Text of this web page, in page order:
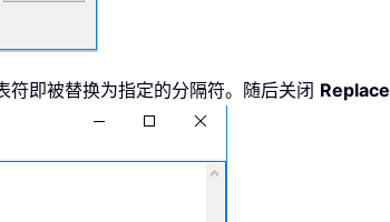
符即被替换为指定的分隔符。随后关闭 Replace